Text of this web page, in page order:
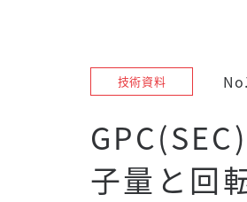
技術資料
子量と回